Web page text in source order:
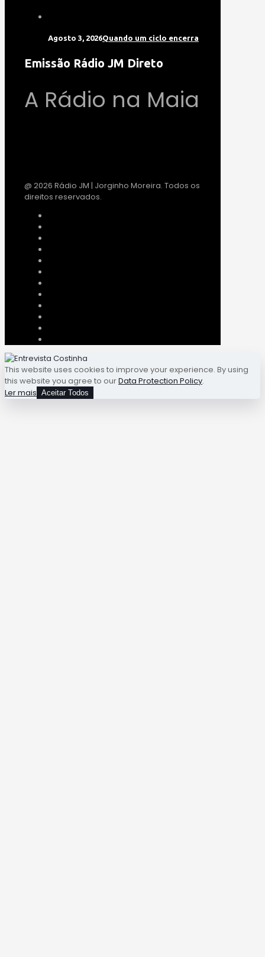
Agosto 3, 2026Quando um ciclo encerra
Emissão Rádio JM Direto
A Rádio na Maia
@ 2026 Rádio JM | Jorginho Moreira. Todos os
direitos reservados.
This website uses cookies to improve your experience. By using
this website you agree to ourData Protection Policy.
Ler mais Aceitar Todos